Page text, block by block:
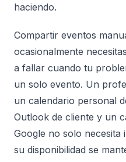
haciendo.
Compartir eventos
ocasionalmente
a fallar cuando tu
un solo evento. Un
un calendario personal
Outlook de cliente y un
Google no solo necesita
su disponibilidad se